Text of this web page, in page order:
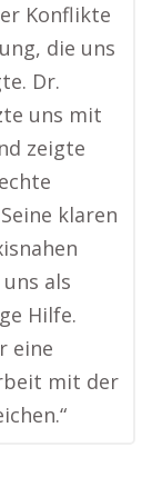
Konflikte
die uns
Dr.
uns mit
zeigte
klaren
als
Hilfe.
eine
mit der